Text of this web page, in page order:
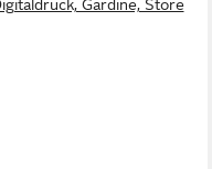
Gardine, Store